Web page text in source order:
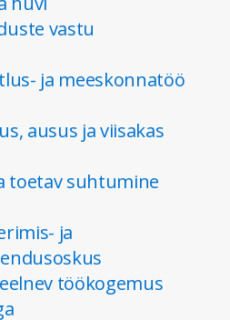
vastu
ja meeskonnatöö
ausus ja viisakas
toetav suhtumine
ja
töökogemus